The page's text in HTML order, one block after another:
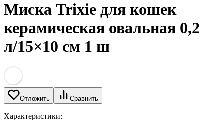
Миска Trixie для кошек
керамическая овальная 0,2
л/15×10 см 1 ш
Отложить Сравнить
Характеристики: